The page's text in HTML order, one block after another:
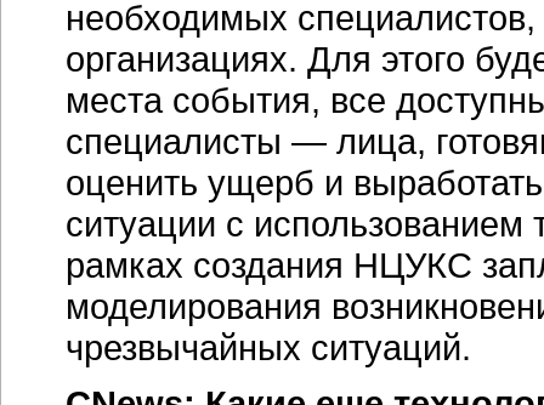
необходимых
организациях. Для этого
места события, все
специалисты — лица,
оценить ущерб и
ситуации с
рамках создания НЦУКС
моделирования
чрезвычайных ситуаций.